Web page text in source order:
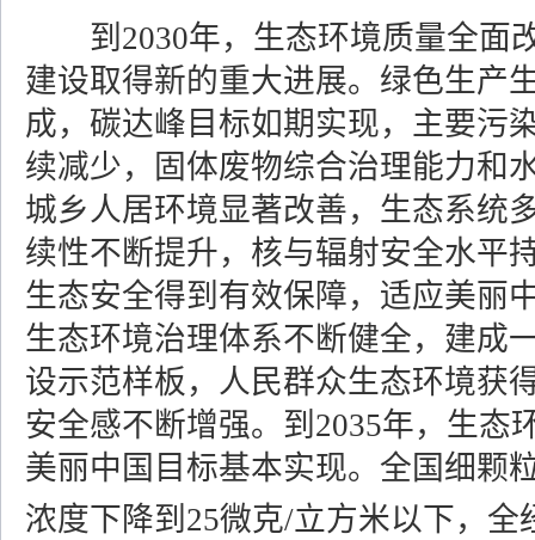
到2030年，生态环境质量全面
建设取得新的重大进展。绿色生产
成，碳达峰目标如期实现，主要污
续减少，固体废物综合治理能力和
城乡人居环境显著改善，生态系统
续性不断提升，核与辐射安全水平
生态安全得到有效保障，适应美丽
生态环境治理体系不断健全，建成
设示范样板，人民群众生态环境获
安全感不断增强。到2035年，生态
美丽中国目标基本实现。全国细颗
浓度下降到25微克/立方米以下，全